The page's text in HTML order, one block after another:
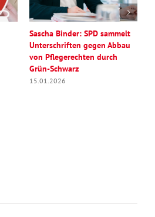
Sascha Binder: SPD sammelt
Unterschriften gegen Abbau
von Pflegerechten durch
Grün-Schwarz
15.01.2026